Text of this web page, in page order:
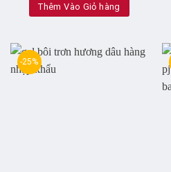
Thêm Vào Giỏ hàng
-25%